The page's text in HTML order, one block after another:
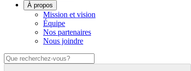
À propos
Mission et vision
Équipe
Nos partenaires
Nous joindre